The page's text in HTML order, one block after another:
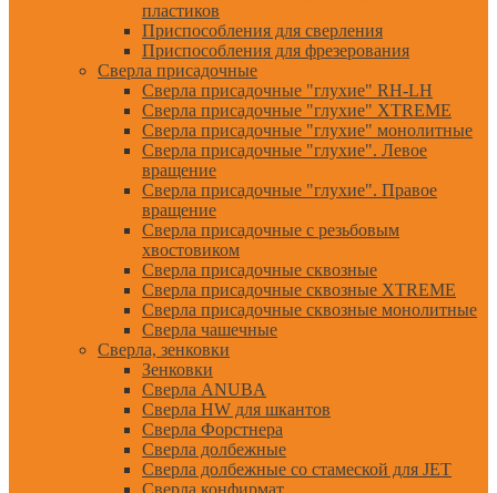
пластиков
Приспособления для сверления
Приспособления для фрезерования
Сверла присадочные
Сверла присадочные "глухие" RH-LH
Сверла присадочные "глухие" XTREME
Сверла присадочные "глухие" монолитные
Сверла присадочные "глухие". Левое
вращение
Сверла присадочные "глухие". Правое
вращение
Сверла присадочные с резьбовым
хвостовиком
Сверла присадочные сквозные
Сверла присадочные сквозные XTREME
Сверла присадочные сквозные монолитные
Сверла чашечные
Сверла, зенковки
Зенковки
Сверла ANUBA
Сверла HW для шкантов
Сверла Форстнера
Сверла долбежные
Сверла долбежные со стамеской для JET
Сверла конфирмат